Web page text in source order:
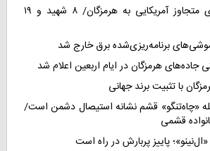
ادامه حملات نیروهای متجاوز آمریکایی به هرمزگان/ ۸ شهید و ۱۹
برنامه‌ریزی‌شده برق خارج شد
هرمزگان در ایام اربعین اعلام شد
با تثبیت برند جهانی
«چاه‌تنگو» قشم نشانه استیصال دشمن است/
پاییز پربارش در راه است